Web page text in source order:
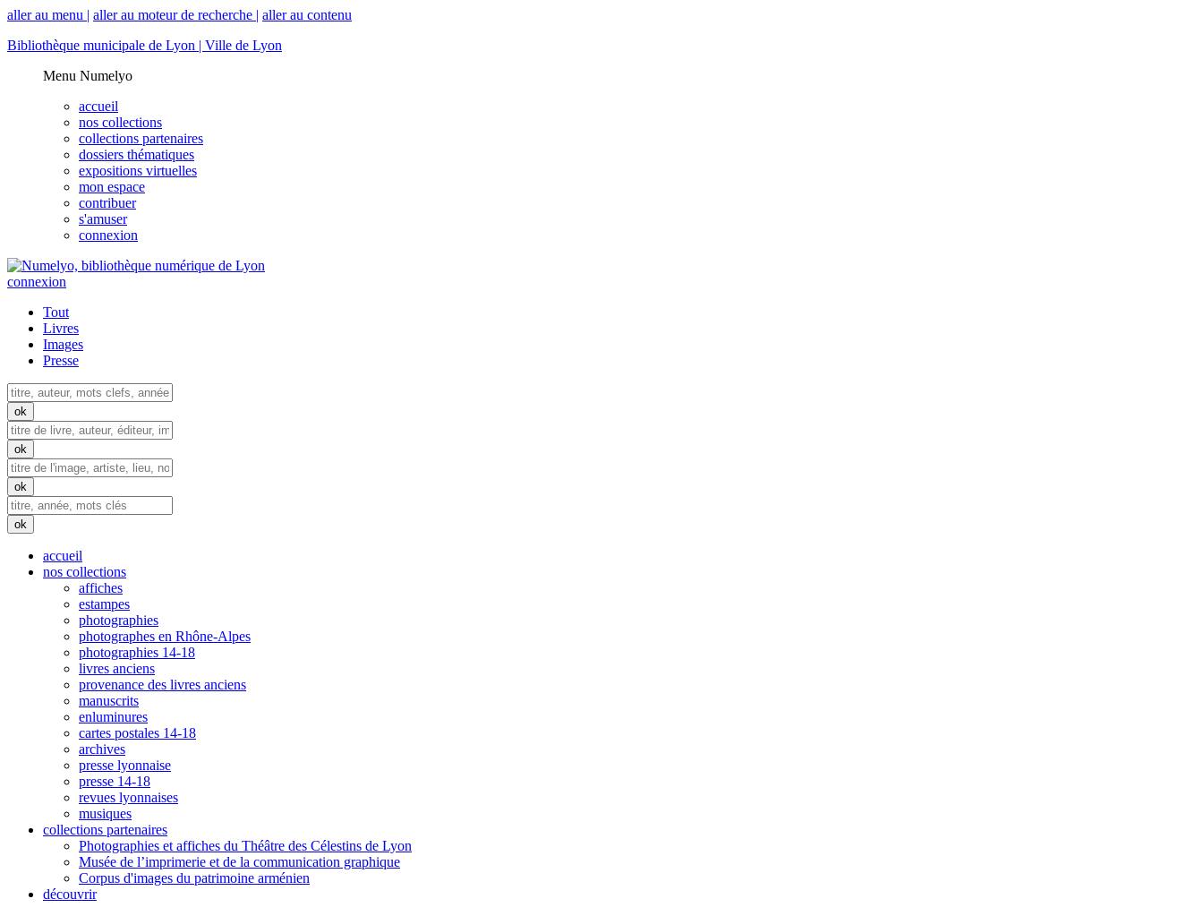
aller au menu | aller au moteur de recherche | aller au contenu
Bibliothèque municipale de Lyon | Ville de Lyon
Menu Numelyo
accueil
nos collections
collections partenaires
dossiers thématiques
expositions virtuelles
mon espace
contribuer
s'amuser
connexion
connexion
Tout
Livres
Images
Presse
accueil
nos collections
affiches
estampes
photographies
photographes en Rhône-Alpes
photographies 14-18
livres anciens
provenance des livres anciens
manuscrits
enluminures
cartes postales 14-18
archives
presse lyonnaise
presse 14-18
revues lyonnaises
musiques
collections partenaires
Photographies et affiches du Théâtre des Célestins de Lyon
Musée de l’imprimerie et de la communication graphique
Corpus d'images du patrimoine arménien
découvrir